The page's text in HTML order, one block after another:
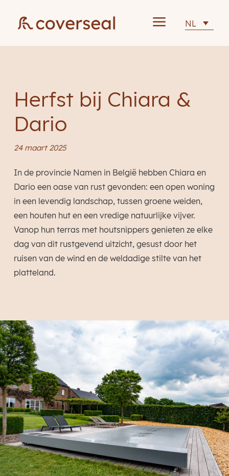
a NL
Herfst bij Chiara &
Dario
24 maart 2025
In de provincie Namen in België hebben Chiara en
Dario een oase van rust gevonden: een open woning
in een levendig landschap, tussen groene weiden,
een houten hut en een vredige natuurlijke vijver.
Vanop hun terras met houtsnippers genieten ze elke
dag van dit rustgevend uitzicht, gesust door het
ruisen van de wind en de weldadige stilte van het
platteland.